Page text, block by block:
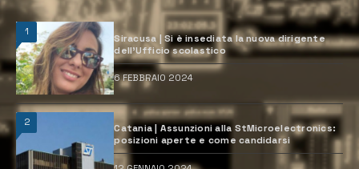
1
Siracusa | Si è insediata la nuova dirigente
dell’Ufficio scolastico
6 FEBBRAIO 2024
2
Catania | Assunzioni alla StMicroelectronics:
posizioni aperte e come candidarsi